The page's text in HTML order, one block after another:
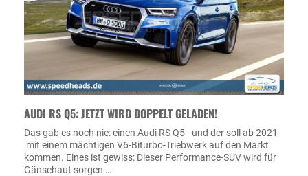
AUDI RS Q5: JETZT WIRD DOPPELT GELADEN!
Das gab es noch nie: einen Audi RS Q5 - und der soll ab 2021
mit einem mächtigen V6-Biturbo-Triebwerk auf den Markt
kommen. Eines ist gewiss: Dieser Performance-SUV wird für
Gänsehaut sorgen …